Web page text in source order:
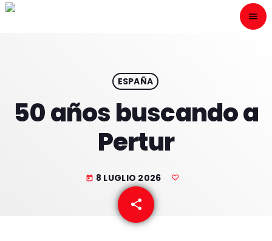
menu
play_arrow
ESPAÑA
50 años buscando a
Pertur
today 8 LUGLIO 2026
share
email